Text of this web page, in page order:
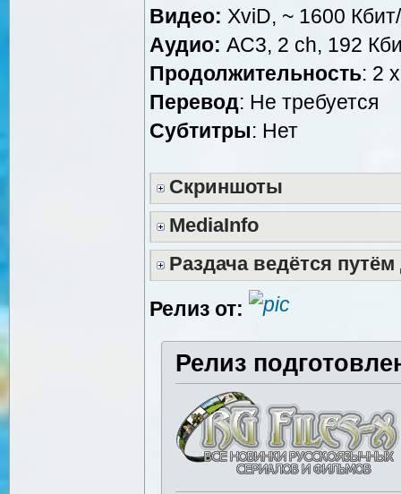
Видео: XviD, ~ 1600
Аудио: AC3, 2 ch, 192
Продолжительность: 2
Перевод: Не требуется
Cубтитры: Нет
Скриншоты
MediaInfo
Раздача ведётся
Релиз от:
Релиз